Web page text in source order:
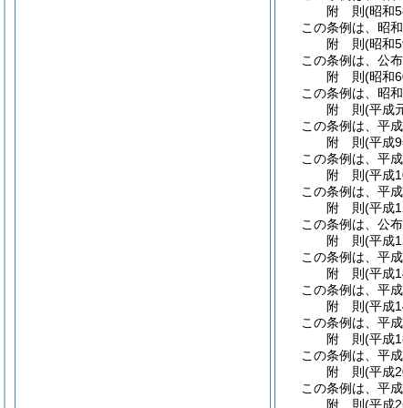
附 則(昭和
この条例は、昭
附 則(昭和
この条例は、公
附 則(昭和
この条例は、昭
附 則(平成
この条例は、平
附 則(平成
この条例は、平
附 則(平成
この条例は、平
附 則(平成
この条例は、公
附 則(平成
この条例は、平
附 則(平成
この条例は、平
附 則(平成
この条例は、平
附 則(平成
この条例は、平
附 則(平成
この条例は、平
附 則(平成